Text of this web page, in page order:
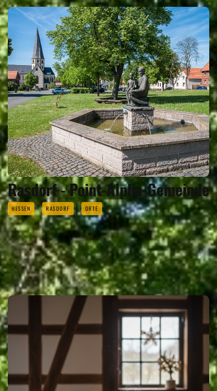
Rasdorf - Point-Alpha-Gemeinde
HESSEN RASDORF ORTE
EVENTS
Eigenen Event kostenlos erstellen >